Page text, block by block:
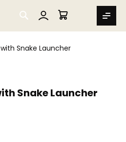
SEARCH
MIN VARUKORG
with Snake Launcher
Snake Launcher